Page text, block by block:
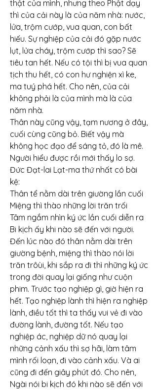
thật của mình, nhưng theo Phật dạy
thì của cải này là của năm nhà: nước,
lửa, trộm cướp, vua quan, con bất
hiếu. Sự nghiệp của cải đó gặp nước
lụt, lửa cháy, trộm cướp thì sao? Sẽ
tiêu tan hết. Nếu có tội thì bị vua quan
tịch thu hết, có con hư nghiện xì ke,
ma tuý phá hết. Cho nên, của cải
không phải là của mình mà là của
năm nhà.
Thân này cũng vậy, tạm nương ở đây,
cuối cùng cũng bỏ. Biết vậy mà
không học đạo để sáng tỏ, đó là mê.
Người hiểu được rồi mới thấy lo sợ.
Đức Đạt-lai Lạt-ma thứ nhất có bài
kệ:
Thân tể nằm dài trên giường lần cuối
Miệng thì thào những lời trăn trối
Tâm ngắm nhìn ký ức lần cuối diễn ra
Bi kịch ấy khi nào sẽ đến với người.
Đến lúc nào đó thân nằm dài trên
giường bệnh, miệng thì thào nói lời
trăn trôùi, khi sắp ra đi thì những ký ức
trong đời quay lại giống như cuộn
phim. Trước tạo nghiệp gì, giờ hiện ra
hết. Tạo nghiệp lành thì hiện ra nghiệp
lành, điều tốt thì ta thấy vui vẻ đi vào
đường lành, đường tốt. Nếu tạo
nghiệp ác, nghiệp dữ nó quay lại
những cảnh xấu thì sợ hãi, làm tâm
mình rối loạn, đi vào cảnh xấu. Và ai
cũng đi đến giây phút đó. Cho nên,
Ngài nói bi kịch đó khi nào sẽ đến với